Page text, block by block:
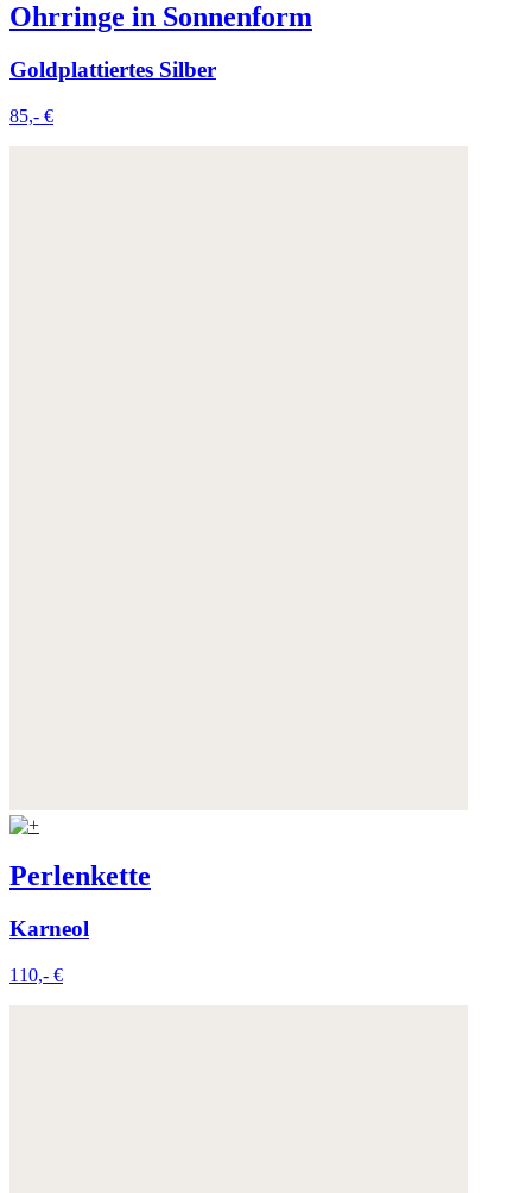
Ohrringe in Sonnenform
Goldplattiertes Silber
85,- €
Perlenkette
Karneol
110,- €